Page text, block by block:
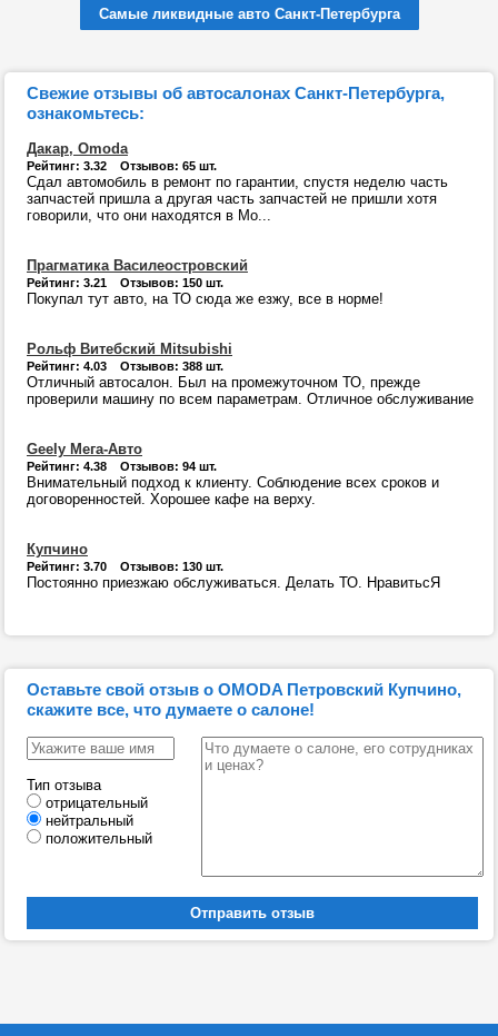
Самые ликвидные авто Санкт-Петербурга
Свежие отзывы об автосалонах Санкт-Петербурга,
ознакомьтесь:
Дакар, Omoda
Рейтинг: 3.32 Отзывов: 65 шт.
Сдал автомобиль в ремонт по гарантии, спустя неделю часть
запчастей пришла а другая часть запчастей не пришли хотя
говорили, что они находятся в Мо...
Прагматика Василеостровский
Рейтинг: 3.21 Отзывов: 150 шт.
Покупал тут авто, на ТО сюда же езжу, все в норме!
Рольф Витебский Mitsubishi
Рейтинг: 4.03 Отзывов: 388 шт.
Отличный автосалон. Был на промежуточном ТО, прежде
проверили машину по всем параметрам. Отличное обслуживание
Geely Мега-Авто
Рейтинг: 4.38 Отзывов: 94 шт.
Внимательный подход к клиенту. Соблюдение всех сроков и
договоренностей. Хорошее кафе на верху.
Купчино
Рейтинг: 3.70 Отзывов: 130 шт.
Постоянно приезжаю обслуживаться. Делать ТО. НравитьсЯ
Оставьте свой отзыв о OMODA Петровский Купчино,
скажите все, что думаете о салоне!
Тип отзыва
отрицательный
нейтральный
положительный